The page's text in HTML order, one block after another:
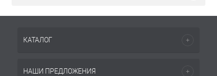
КАТАЛОГ
НАШИ ПРЕДЛОЖЕНИЯ